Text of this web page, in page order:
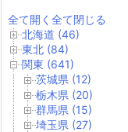
全て開く 全て閉じる
北海道 (46)
東北 (84)
関東 (641)
茨城県 (12)
栃木県 (20)
群馬県 (15)
埼玉県 (27)